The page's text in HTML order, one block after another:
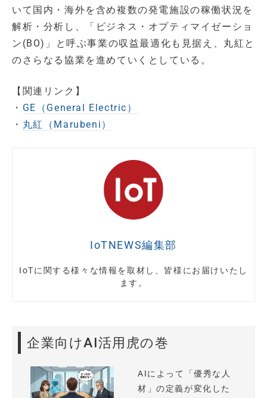
いて国内・海外を含め複数の発電施設の稼働状況を
解析・分析し、「ビジネス・オプティマイゼーショ
ン(BO)」と呼ぶ事業の収益最適化も見据え、丸紅と
のさらなる協業を進めていくとしている。
【関連リンク】
・ GE（General Electric）
・ 丸紅（Marubeni）
IoTNEWS編集部
IoTに関する様々な情報を取材し、皆様にお届けいたし
ます。
企業向けAI活用虎の巻
AIによって「優秀な人
材」の定義が変化した